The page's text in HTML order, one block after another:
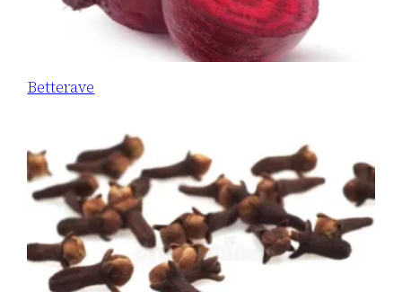
Betterave